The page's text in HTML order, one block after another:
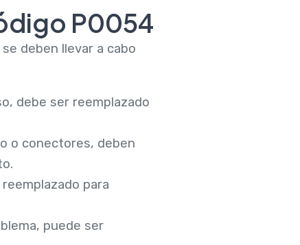
P0054
deben llevar a cabo
debe ser reemplazado
o conectores, deben
para
puede ser